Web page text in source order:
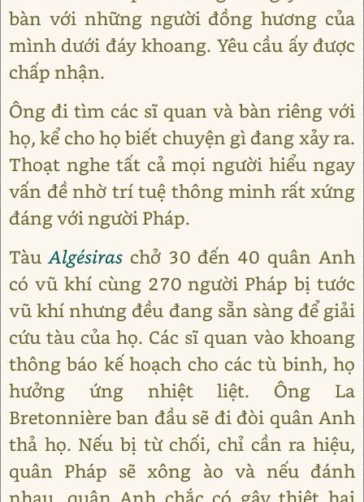
bàn với những người đồng hương của
mình dưới đáy khoang. Yêu cầu ấy được
chấp nhận.
Ông đi tìm các sĩ quan và bàn riêng với
họ, kể cho họ biết chuyện gì đang xảy ra.
Thoạt nghe tất cả mọi người hiểu ngay
vấn đề nhờ trí tuệ thông minh rất xứng
đáng với người Pháp.
TàuAlgésiraschở 30 đến 40 quân Anh
có vũ khí cùng 270 người Pháp bị tước
vũ khí nhưng đều đang sẵn sàng để giải
cứu tàu của họ. Các sĩ quan vào khoang
thông báo kế hoạch cho các tù binh, họ
hưởng ứng nhiệt liệt. Ông La
Bretonnière ban đầu sẽ đi đòi quân Anh
thả họ. Nếu bị từ chối, chỉ cần ra hiệu,
quân Pháp sẽ xông ào và nếu đánh